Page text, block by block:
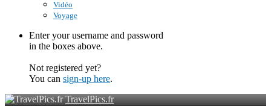
Vidéo
Voyage
Enter your username and password
in the boxes above.
Not registered yet?
You can sign-up here.
TravelPics.fr